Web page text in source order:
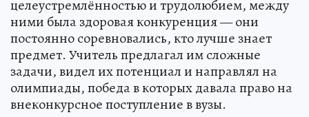
целеустремлённостью и трудолюбием, между
ними была здоровая конкуренция — они
постоянно соревновались, кто лучше знает
предмет. Учитель предлагал им сложные
задачи, видел их потенциал и направлял на
олимпиады, победа в которых давала право на
внеконкурсное поступление в вузы.